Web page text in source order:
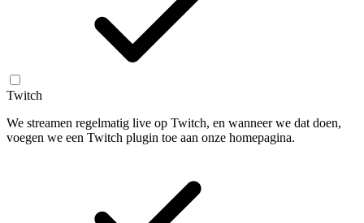
Twitch
We streamen regelmatig live op Twitch, en wanneer we dat doen,
voegen we een Twitch plugin toe aan onze homepagina.